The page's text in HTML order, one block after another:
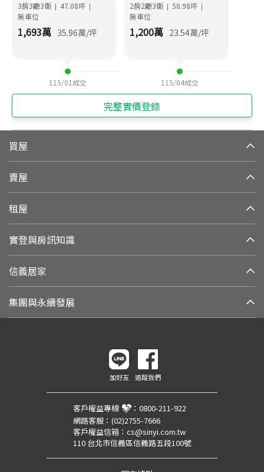
3房3廳3衛 | 47.08坪 |
無車位
1,693萬 35.96萬/坪
115/01 成交
2房2廳3衛 | 50.98坪 |
無車位
1,200萬 23.54萬/坪
115/04成交
完整實價登錄
買屋
賣屋
租屋
實登與房訊知識
信義居家
集團與永續發展
加好友 追蹤我們
客戶權益專線 ： 0800-211-922
網路客服： (02)2755-7666
客戶權益信箱： cs@sinyi.com.tw
110 台北市信義區信義路五段100號